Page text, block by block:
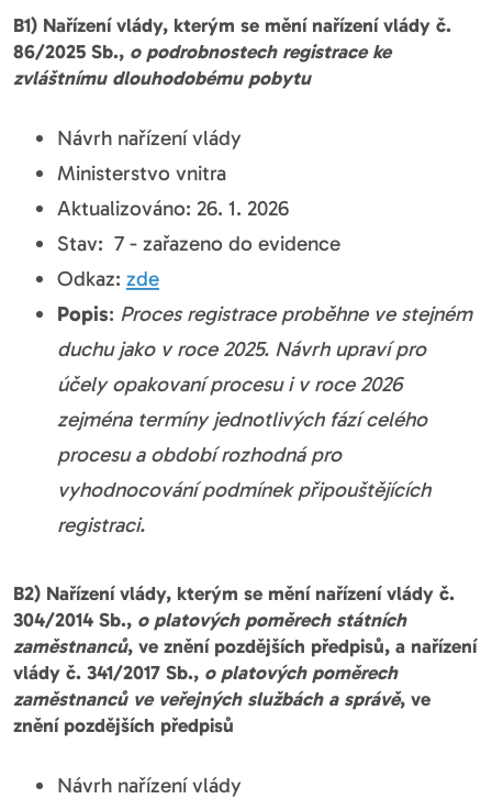
B1) Nařízení vlády, kterým se mění nařízení vlády č.
86/2025 Sb., o podrobnostech registrace ke
zvláštnímu dlouhodobému pobytu
Návrh nařízení vlády
Ministerstvo vnitra
Aktualizováno: 26. 1. 2026
Stav: 7 - zařazeno do evidence
Odkaz: zde
Popis: Proces registrace proběhne ve stejném
duchu jako v roce 2025. Návrh upraví pro
účely opakovaní procesu i v roce 2026
zejména termíny jednotlivých fází celého
procesu a období rozhodná pro
vyhodnocování podmínek připouštějících
registraci.
B2) Nařízení vlády, kterým se mění nařízení vlády č.
304/2014 Sb., o platových poměrech státních
zaměstnanců, ve znění pozdějších předpisů, a nařízení
vlády č. 341/2017 Sb., o platových poměrech
zaměstnanců ve veřejných službách a správě, ve
znění pozdějších předpisů
Návrh nařízení vlády